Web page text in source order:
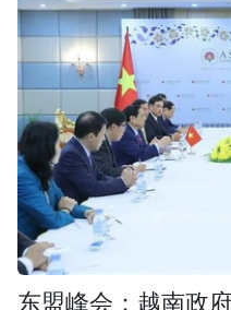
东盟峰会：越南政